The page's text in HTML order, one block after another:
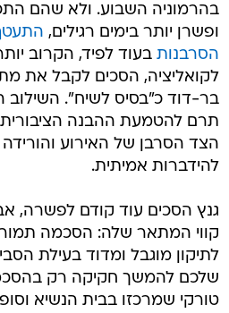
בהרמוניה השבוע. ולא שהם
ופשרן יותר בימים רגילים,
הסרבנות בעוד לפיד, הקרוב
לקואליציה, הסכים לקבל את
בר-דוד כ"בסיס לשיח". השילוב
תרם להטמעת ההבנה הציבורית
הצד הסרבן של האירוע והורידה
להידברות אמיתית.
גנץ הסכים עוד קודם לפשרה,
קווי המתאר שלה: הסכמה
לתיקון מוגבל ומדוד בעילת
שלכם להמשך חקיקה רק
טורקי שמרכזו בבית הנשיא